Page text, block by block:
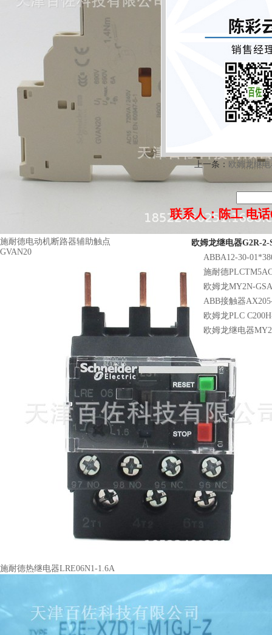
施耐德电动机断路器辅助触点
GVAN20
施耐德热继电器LRE06N1-1.6A
上一条： 欧姆龙继
联系人：陈工 电话
欧姆龙继电器G2R-
ABBA12-30-
施耐德
欧姆龙MY2N-
ABB接触器
欧姆龙PLC
欧姆龙继电器